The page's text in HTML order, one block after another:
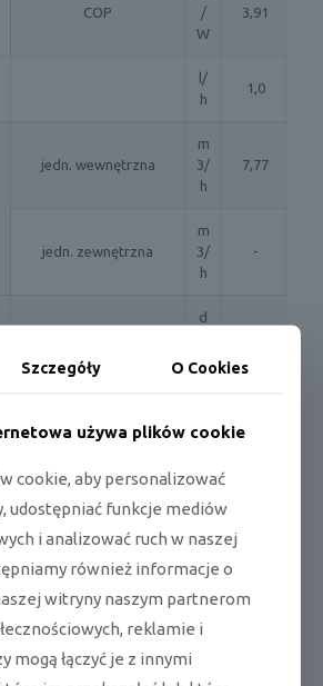
COP
/
W
3,91
l/
h
1,0
jedn. wewnętrzna
m
3/
h
7,77
jedn. zewnętrzna
m
3/
h
-
d
)
(wysoki/niski)
A
)
jedn.
zewnętrzna(wysoki)
d
A
Szczegóły O Cookies
używa plików cookie
cookie, aby personalizować
udostępniać funkcje mediów
i analizować ruch w naszej
również informacje o
witryny naszym partnerom
reklamie i
mogą łączyć je z innymi